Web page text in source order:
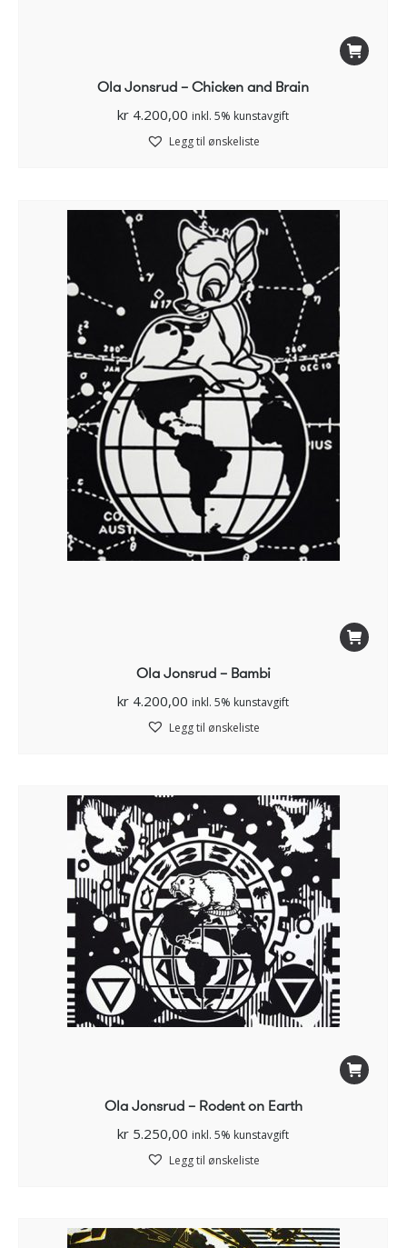
Ola Jonsrud – Chicken and Brain
kr 4.200,00 inkl. 5% kunstavgift
Legg til ønskeliste
Ola Jonsrud – Bambi
kr 4.200,00 inkl. 5% kunstavgift
Legg til ønskeliste
Ola Jonsrud – Rodent on Earth
kr 5.250,00 inkl. 5% kunstavgift
Legg til ønskeliste